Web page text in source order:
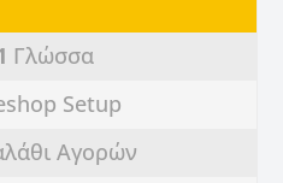
Γλώσσα
Setup
Αγορών